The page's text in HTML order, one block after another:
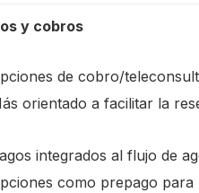
y cobros
de cobro/
orientado a facilitar la
integrados al flujo de
como prepago